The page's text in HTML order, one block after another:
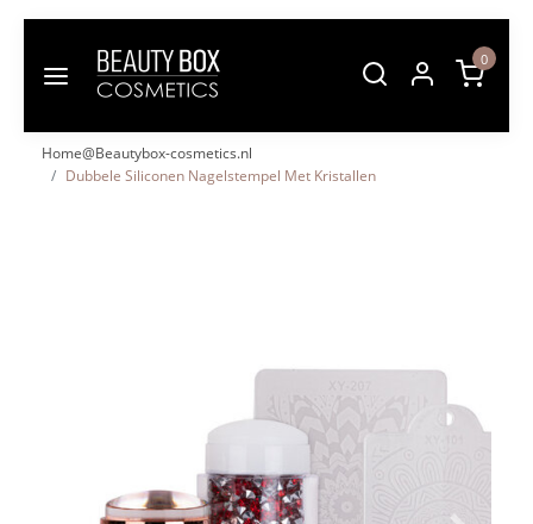
0
Home@Beautybox-cosmetics.nl
Dubbele Siliconen Nagelstempel Met Kristallen